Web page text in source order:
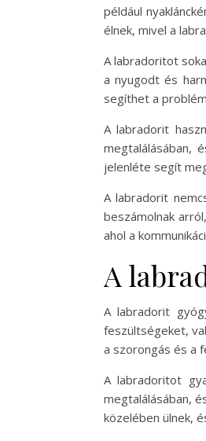
például
élnek, mivel a
A labradoritot
a nyugodt és
segíthet a
A labradorit
megtalálásában,
jelenléte segít
A labradorit
beszámolnak
ahol a
A
A labradorit
feszültségeket,
a szorongás és a
A labradoritot
megtalálásában,
közelében ülnek,